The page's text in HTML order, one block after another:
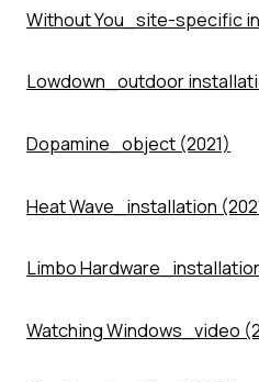
Without You_site-specific
Lowdown_outdoor
Dopamine_object (2021)
Heat Wave_installation
Limbo
Watching Windows_video